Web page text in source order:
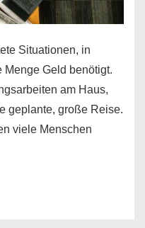
Situationen, in
Geld benötigt.
am Haus,
geplante, große Reise.
viele Menschen